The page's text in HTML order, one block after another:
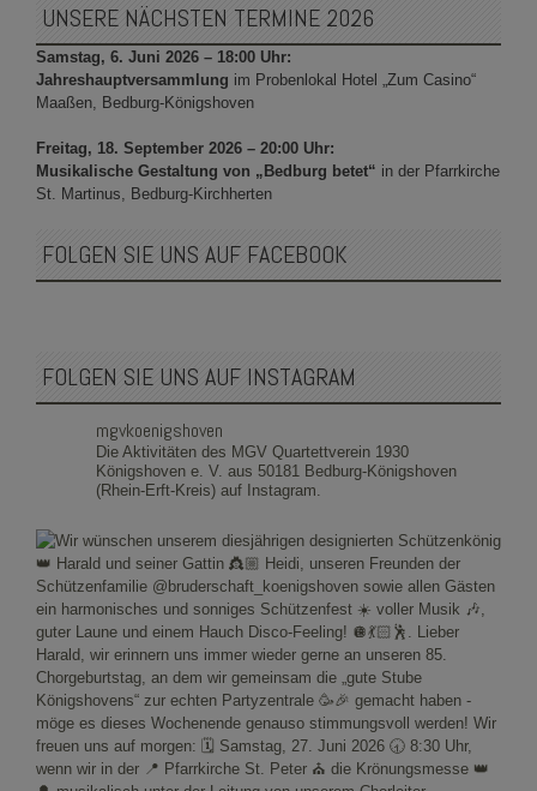
UNSERE NÄCHSTEN TERMINE 2026
Samstag, 6. Juni 2026 – 18:00 Uhr:
Jahreshauptversammlung im Probenlokal Hotel „Zum Casino“
Maaßen, Bedburg-Königshoven
Freitag, 18. September 2026 – 20:00 Uhr:
Musikalische Gestaltung von „Bedburg betet“ in der Pfarrkirche
St. Martinus, Bedburg-Kirchherten
FOLGEN SIE UNS AUF FACEBOOK
FOLGEN SIE UNS AUF INSTAGRAM
mgvkoenigshoven
Die Aktivitäten des MGV Quartettverein 1930
Königshoven e. V. aus 50181 Bedburg-Königshoven
(Rhein-Erft-Kreis) auf Instagram.